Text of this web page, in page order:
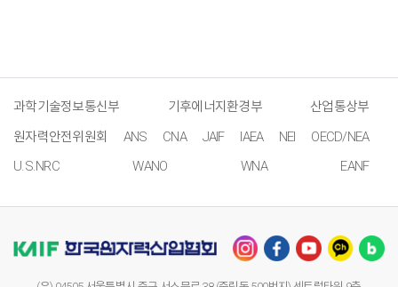
과학기술정보통신부 기후에너지환경부
산업통상부
원자력안전위원회
ANS CNA JAIF IAEA NEI
OECD/NEA
U.S.NRC
WANO WNA EANF